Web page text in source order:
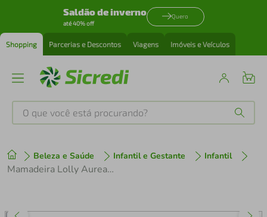
Saldão de inverno
até 40% off
Quero
Shopping Parcerias e Descontos Viagens Imóveis e Veículos
O que você está procurando?
Beleza e Saúde Infantil e Gestante Infantil
Mamadeira Lolly Aureaflow 3 Silicone Redondo Patrulha
1º tenis